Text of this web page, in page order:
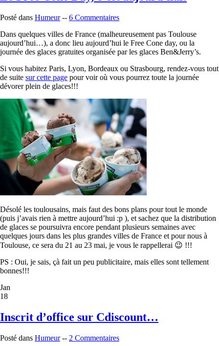
Posté dans Humeur-- 6 Commentaires
Dans quelques villes de France (malheureusement pas Toulouse
aujourd’hui…), a donc lieu aujourd’hui le Free Cone day, ou la
journée des glaces gratuites organisée par les glaces Ben&Jerry’s.
Si vous habitez Paris, Lyon, Bordeaux ou Strasbourg, rendez-vous tout
de suite sur cette page pour voir où vous pourrez toute la journée
dévorer plein de glaces!!!
Désolé les toulousains, mais faut des bons plans pour tout le monde
(puis j’avais rien à mettre aujourd’hui :p ), et sachez que la distribution
de glaces se poursuivra encore pendant plusieurs semaines avec
quelques jours dans les plus grandes villes de France et pour nous à
Toulouse, ce sera du 21 au 23 mai, je vous le rappellerai 😉 !!!
PS : Oui, je sais, çà fait un peu publicitaire, mais elles sont tellement
bonnes!!!
Jan
18
Inscrit d’office sur Cdiscount…
Posté dans Humeur-- 2 Commentaires